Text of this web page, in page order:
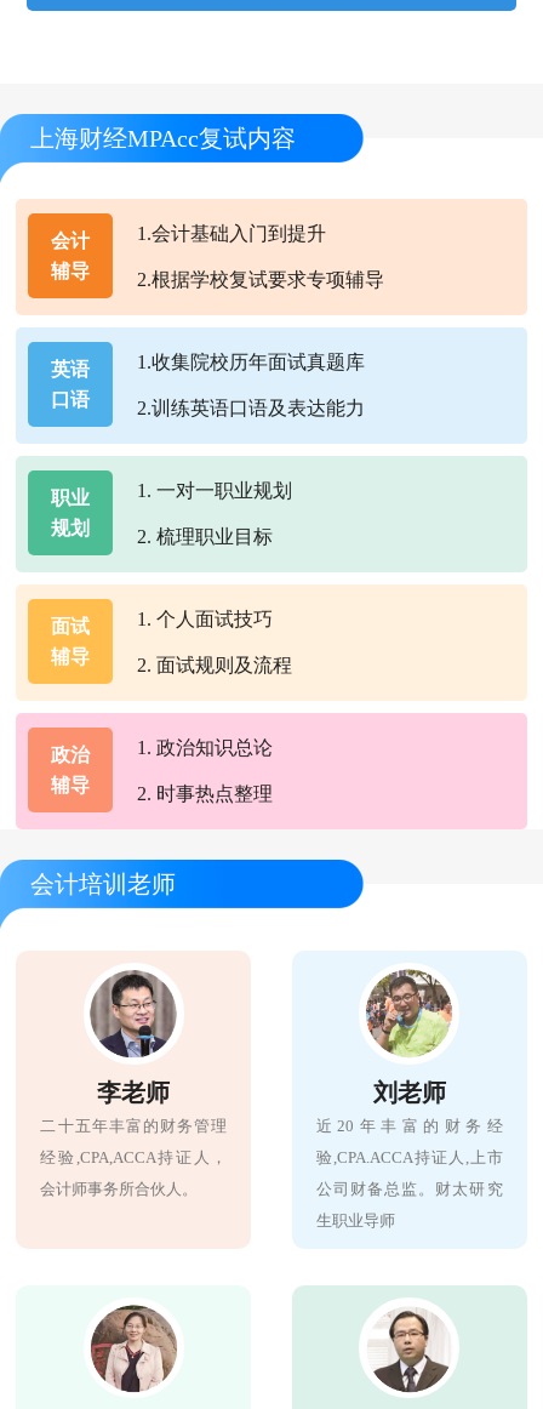
上海财经MPAcc复试内容
会计
辅导
1.会计基础入门到提升
2.根据学校复试要求专项辅导
英语
口语
1.收集院校历年面试真题库
2.训练英语口语及表达能力
职业
规划
1. 一对一职业规划
2. 梳理职业目标
面试
辅导
1. 个人面试技巧
2. 面试规则及流程
政治
辅导
1. 政治知识总论
2. 时事热点整理
会计培训老师
李老师
二十五年丰富的财务管理
经验,CPA,ACCA持证人，
会计师事务所合伙人。
刘老师
近20年丰富的财务经
验,CPA.ACCA持证人,上市
公司财备总监。财太研究
生职业导师